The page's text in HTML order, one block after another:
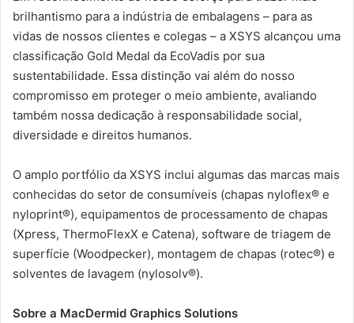
brilhantismo para a indústria de embalagens – para as
vidas de nossos clientes e colegas – a XSYS alcançou uma
classificação Gold Medal da EcoVadis por sua
sustentabilidade. Essa distinção vai além do nosso
compromisso em proteger o meio ambiente, avaliando
também nossa dedicação à responsabilidade social,
diversidade e direitos humanos.
O amplo portfólio da XSYS inclui algumas das marcas mais
conhecidas do setor de consumíveis (chapas nyloflex® e
nyloprint®), equipamentos de processamento de chapas
(Xpress, ThermoFlexX e Catena), software de triagem de
superfície (Woodpecker), montagem de chapas (rotec®) e
solventes de lavagem (nylosolv®).
Sobre a MacDermid Graphics Solutions